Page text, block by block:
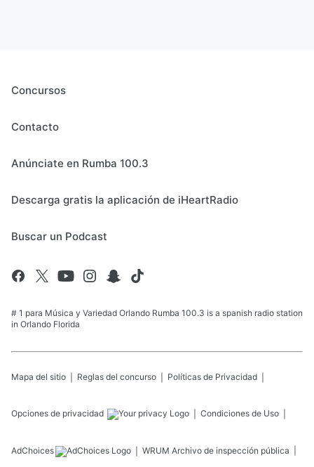
Concursos
Contacto
Anúnciate en Rumba 100.3
Descarga gratis la aplicación de iHeartRadio
Buscar un Podcast
# 1 para Música y Variedad Orlando Rumba 100.3 is a spanish radio station
in Orlando Florida
Mapa del sitio Reglas del concurso Políticas de Privacidad
Opciones de privacidad Condiciones de Uso
AdChoices WRUM Archivo de inspección pública